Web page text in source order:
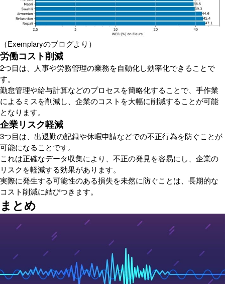
（Exemplaryのブログより）
労働コスト削減
2つ目は、人事や労務管理の業務を自動化し効率化できることで
す。
勤怠管理や給与計算などのプロセスを簡略化することで、手作業
によるミスを削減し、企業のコストを大幅に削減することが可能
となります。
企業リスク軽減
3つ目は、出退勤の記録や休暇申請などでの不正行為を防ぐことが
可能になることです。
これは正確なデータ収集により、不正の発見を容易にし、企業の
リスクを軽減する効果があります。
実際に発生する可能性のある損失を未然に防ぐことは、長期的な
コスト削減に結びつきます。
まとめ